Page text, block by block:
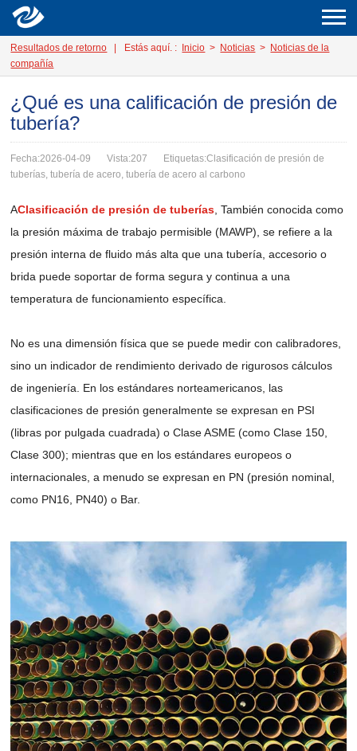
Resultados de retorno Estás aquí. : Inicio > Noticias > Noticias de la
compañía
¿Qué es una calificación de presión de
tubería?
Fecha:2026-04-09 Vista:207
Etiquetas:Clasificación de presión de
tuberías, tubería de acero, tubería de acero al carbono
AClasificación de presión de tuberías , También conocida como
la presión máxima de trabajo permisible (MAWP), se refiere a la
presión interna de fluido más alta que una tubería, accesorio o
brida puede soportar de forma segura y continua a una
temperatura de funcionamiento específica.
No es una dimensión física que se puede medir con calibradores,
sino un indicador de rendimiento derivado de rigurosos cálculos
de ingeniería. En los estándares norteamericanos, las
clasificaciones de presión generalmente se expresan en PSI
(libras por pulgada cuadrada) o Clase ASME (como Clase 150,
Clase 300); mientras que en los estándares europeos o
internacionales, a menudo se expresan en PN (presión nominal,
como PN16, PN40) o Bar.